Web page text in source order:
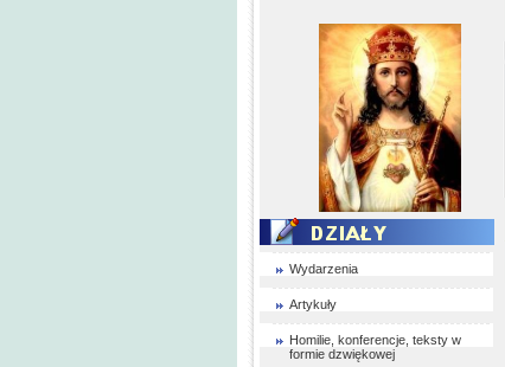
Wydarzenia
Artykuły
Homilie, konferencje, teksty w
formie dzwiękowej